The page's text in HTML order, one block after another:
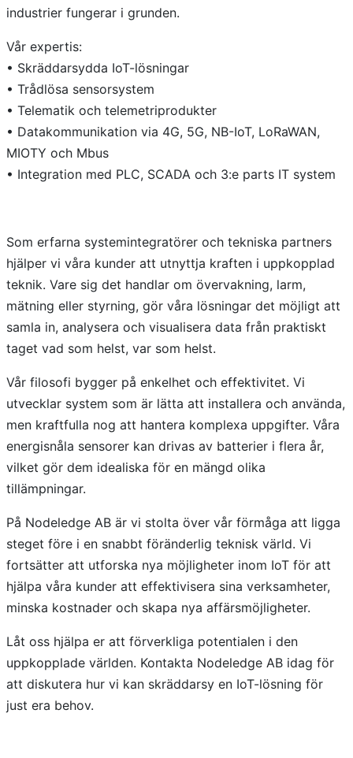
industrier fungerar i grunden.
Vår expertis:
• Skräddarsydda IoT-lösningar
• Trådlösa sensorsystem
• Telematik och telemetriprodukter
• Datakommunikation via 4G, 5G, NB-IoT, LoRaWAN,
MIOTY och Mbus
• Integration med PLC, SCADA och 3:e parts IT system
Som erfarna systemintegratörer och tekniska partners
hjälper vi våra kunder att utnyttja kraften i uppkopplad
teknik. Vare sig det handlar om övervakning, larm,
mätning eller styrning, gör våra lösningar det möjligt att
samla in, analysera och visualisera data från praktiskt
taget vad som helst, var som helst.
Vår filosofi bygger på enkelhet och effektivitet. Vi
utvecklar system som är lätta att installera och använda,
men kraftfulla nog att hantera komplexa uppgifter. Våra
energisnåla sensorer kan drivas av batterier i flera år,
vilket gör dem idealiska för en mängd olika
tillämpningar.
På Nodeledge AB är vi stolta över vår förmåga att ligga
steget före i en snabbt föränderlig teknisk värld. Vi
fortsätter att utforska nya möjligheter inom IoT för att
hjälpa våra kunder att effektivisera sina verksamheter,
minska kostnader och skapa nya affärsmöjligheter.
Låt oss hjälpa er att förverkliga potentialen i den
uppkopplade världen. Kontakta Nodeledge AB idag för
att diskutera hur vi kan skräddarsy en IoT-lösning för
just era behov.